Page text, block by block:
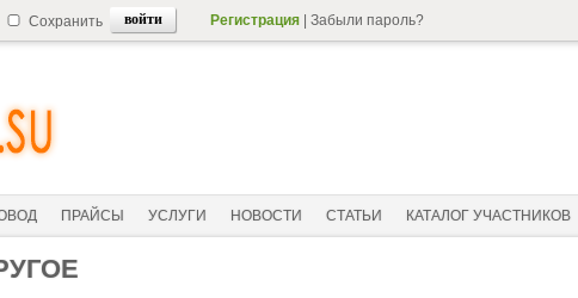
Сохранить Регистрация Забыли пароль?
ПРАЙСЫ УСЛУГИ НОВОСТИ СТАТЬИ КАТАЛОГ УЧАСТНИКОВ